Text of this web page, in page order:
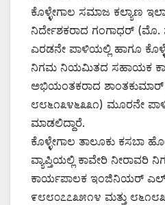
ಕೊಳ್ಳೇಗಾಲ ಸಮಾಜ ಕಲ್ಯಾಣ
ನಿರ್ದೇಶಕರಾದ ಗಂಗಾಧರ್
ಎರಡನೇ ಪಾಳಿಯಲ್ಲಿ ಹಾಗೂ
ನಿಗಮ ನಿಯಮಿತದ ಸಹಾಯಕ
ಅಭಿಯಂತಕರಾದ
೮೮೬೧೩೪೬೩೩೧) ಮೂರನೇ
ಮಾಡಲಿದ್ದಾರೆ.
ಕೊಳ್ಳೇಗಾಲ ತಾಲೂಕು ಕಸಬಾ
ವ್ಯಾಪ್ತಿಯಲ್ಲಿ ಕಾವೇರಿ ನೀರಾವರಿ
ಕಾರ್ಯಪಾಲಕ ಇಂಜಿನಿಯರ್
೯೮೮೦೭೭೩೫೧೪ ಮತ್ತು